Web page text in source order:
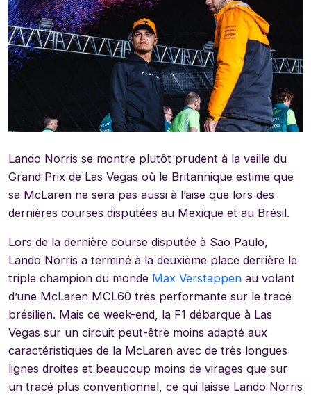
Lando Norris se montre plutôt prudent à la veille du
Grand Prix de Las Vegas où le Britannique estime que
sa McLaren ne sera pas aussi à l’aise que lors des
dernières courses disputées au Mexique et au Brésil.
Lors de la dernière course disputée à Sao Paulo,
Lando Norris a terminé à la deuxième place derrière le
triple champion du monde Max Verstappen au volant
d’une McLaren MCL60 très performante sur le tracé
brésilien. Mais ce week-end, la F1 débarque à Las
Vegas sur un circuit peut-être moins adapté aux
caractéristiques de la McLaren avec de très longues
lignes droites et beaucoup moins de virages que sur
un tracé plus conventionnel, ce qui laisse Lando Norris